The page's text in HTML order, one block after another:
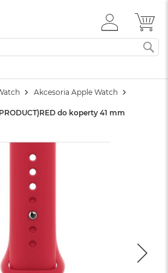
ZALOGUJ
SIĘ
Akcesoria Apple Watch
do koperty 41 mm